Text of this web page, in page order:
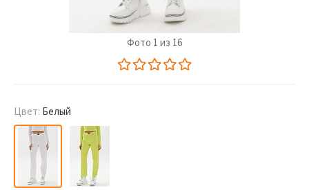
Фото 1 из 16
Цвет: Белый